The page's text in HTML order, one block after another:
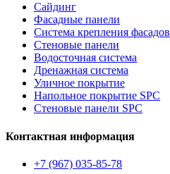
Сайдинг
Фасадные панели
Система крепления фасадов
Стеновые панели
Водосточная система
Дренажная система
Уличное покрытие
Напольное покрытие SPC
Стеновые панели SPC
Контактная информация
+7 (967) 035-85-78